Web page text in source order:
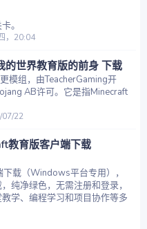
。
，20:04
世界教育版的前身 下载
模组，由TeacherGaming开
AB许可。它是指Minecraft
07/22
教育版客户端下载
载（Windows平台专用），
纯净绿色，无需注册和登录，
学、编程学习和项目协作等多